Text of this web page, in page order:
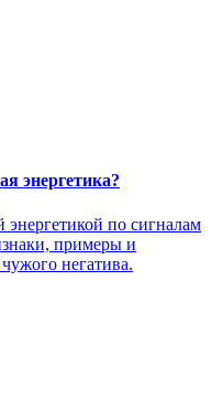
энергетика?
энергетикой по сигналам
примеры и
негатива.